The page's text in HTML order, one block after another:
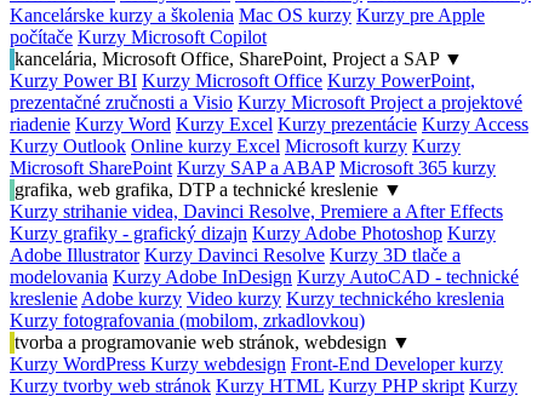
Kancelárske kurzy a školenia Mac OS kurzy Kurzy pre Apple
počítače Kurzy Microsoft Copilot
kancelária, Microsoft Office, SharePoint, Project a SAP ▼
Kurzy Power BI Kurzy Microsoft Office Kurzy PowerPoint,
prezentačné zručnosti a Visio Kurzy Microsoft Project a projektové
riadenie Kurzy Word Kurzy Excel Kurzy prezentácie Kurzy Access
Kurzy Outlook Online kurzy Excel Microsoft kurzy Kurzy
Microsoft SharePoint Kurzy SAP a ABAP Microsoft 365 kurzy
grafika, web grafika, DTP a technické kreslenie ▼
Kurzy strihanie videa, Davinci Resolve, Premiere a After Effects
Kurzy grafiky - grafický dizajn Kurzy Adobe Photoshop Kurzy
Adobe Illustrator Kurzy Davinci Resolve Kurzy 3D tlače a
modelovania Kurzy Adobe InDesign Kurzy AutoCAD - technické
kreslenie Adobe kurzy Video kurzy Kurzy technického kreslenia
Kurzy fotografovania (mobilom, zrkadlovkou)
tvorba a programovanie web stránok, webdesign ▼
Kurzy WordPress Kurzy webdesign Front-End Developer kurzy
Kurzy tvorby web stránok Kurzy HTML Kurzy PHP skript Kurzy